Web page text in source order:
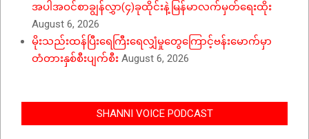
အပါအဝင်စာချွန်လွှာ(၄)ခုထိုင်းနဲ့မြန်မာလက်မှတ်ရေးထိုး
August 6, 2026
မိုးသည်းထန်ပြီးရေကြီးရေလျှံမှုတွေကြောင့်ဗန်းမောက်မှာ
တံတားနှစ်စီးပျက်စီး August 6, 2026
SHANNI VOICE PODCAST